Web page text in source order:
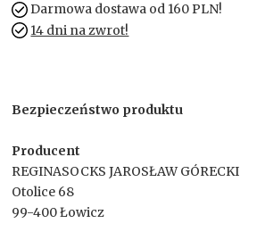
Darmowa dostawa od 160 PLN!
14 dni na zwrot!
Bezpieczeństwo produktu
Producent
REGINASOCKS JAROSŁAW GÓRECKI
Otolice 68
99-400 Łowicz